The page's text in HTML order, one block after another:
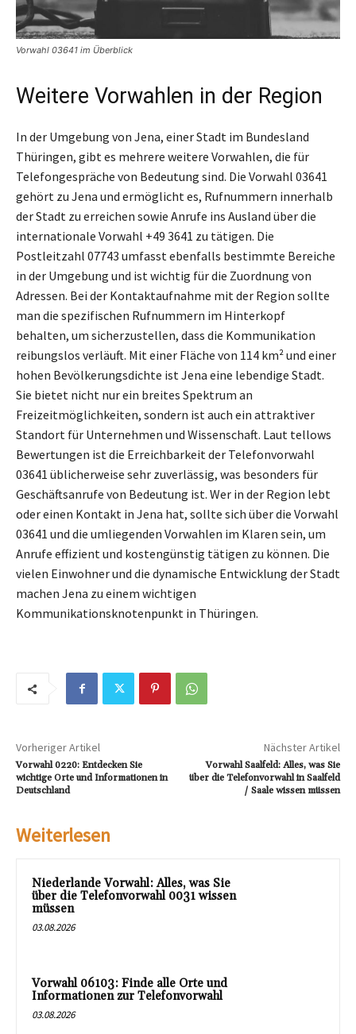
Vorwahl 03641 im Überblick
Weitere Vorwahlen in der Region
In der Umgebung von Jena, einer Stadt im Bundesland
Thüringen, gibt es mehrere weitere Vorwahlen, die für
Telefongespräche von Bedeutung sind. Die Vorwahl 03641
gehört zu Jena und ermöglicht es, Rufnummern innerhalb
der Stadt zu erreichen sowie Anrufe ins Ausland über die
internationale Vorwahl +49 3641 zu tätigen. Die
Postleitzahl 07743 umfasst ebenfalls bestimmte Bereiche
in der Umgebung und ist wichtig für die Zuordnung von
Adressen. Bei der Kontaktaufnahme mit der Region sollte
man die spezifischen Rufnummern im Hinterkopf
behalten, um sicherzustellen, dass die Kommunikation
reibungslos verläuft. Mit einer Fläche von 114 km² und einer
hohen Bevölkerungsdichte ist Jena eine lebendige Stadt.
Sie bietet nicht nur ein breites Spektrum an
Freizeitmöglichkeiten, sondern ist auch ein attraktiver
Standort für Unternehmen und Wissenschaft. Laut tellows
Bewertungen ist die Erreichbarkeit der Telefonvorwahl
03641 üblicherweise sehr zuverlässig, was besonders für
Geschäftsanrufe von Bedeutung ist. Wer in der Region lebt
oder einen Kontakt in Jena hat, sollte sich über die Vorwahl
03641 und die umliegenden Vorwahlen im Klaren sein, um
Anrufe effizient und kostengünstig tätigen zu können. Die
vielen Einwohner und die dynamische Entwicklung der Stadt
machen Jena zu einem wichtigen
Kommunikationsknotenpunkt in Thüringen.
Vorheriger Artikel
Vorwahl 0220: Entdecken Sie
wichtige Orte und Informationen in
Deutschland
Nächster Artikel
Vorwahl Saalfeld: Alles, was Sie
über die Telefonvorwahl in Saalfeld
/ Saale wissen müssen
Weiterlesen
Niederlande Vorwahl: Alles, was Sie
über die Telefonvorwahl 0031 wissen
müssen
03.08.2026
Vorwahl 06103: Finde alle Orte und
Informationen zur Telefonvorwahl
03.08.2026